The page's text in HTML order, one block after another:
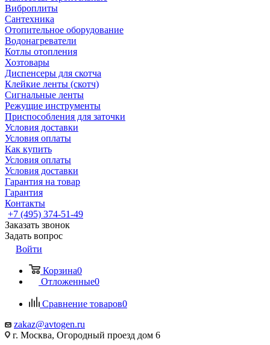
Виброплиты
Сантехника
Отопительное оборудование
Водонагреватели
Котлы отопления
Хозтовары
Диспенсеры для скотча
Клейкие ленты (скотч)
Сигнальные ленты
Режущие инструменты
Приспособления для заточки
Условия доставки
Условия оплаты
Как купить
Условия оплаты
Условия доставки
Гарантия на товар
Гарантия
Контакты
+7 (495) 374-51-49
Заказать звонок
Задать вопрос
Войти
Корзина0
Отложенные0
Сравнение товаров0
zakaz@avtogen.ru
г. Москва, Огородный проезд дом 6